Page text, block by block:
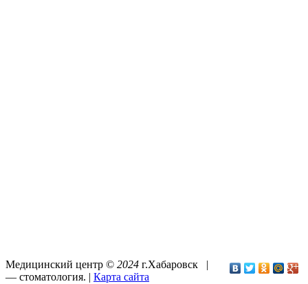
Медицинский центр © 2024 г.Хабаровск |
— стоматология. | Карта сайта